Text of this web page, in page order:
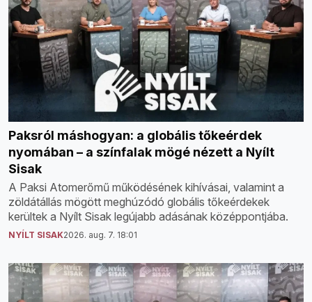
Paksról máshogyan: a globális tőkeérdek
nyomában – a színfalak mögé nézett a Nyílt
Sisak
A Paksi Atomerőmű működésének kihívásai, valamint a
zöldátállás mögött meghúzódó globális tőkeérdekek
kerültek a Nyílt Sisak legújabb adásának középpontjába.
NYÍLT SISAK2026. aug. 7. 18:01